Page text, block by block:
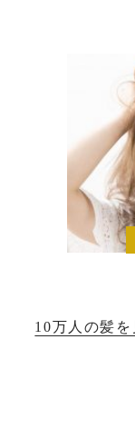
10万人の髪